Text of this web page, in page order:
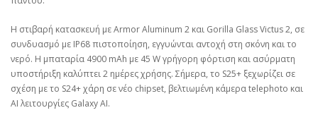
Η στιβαρή κατασκευή με Armor Aluminum 2 και Gorilla Glass Victus 2, σε
συνδυασμό με IP68 πιστοποίηση, εγγυώνται αντοχή στη σκόνη και το
νερό. Η μπαταρία 4900 mAh με 45 W γρήγορη φόρτιση και ασύρματη
υποστήριξη καλύπτει 2 ημέρες χρήσης. Σήμερα, το S25+ ξεχωρίζει σε
σχέση με το S24+ χάρη σε νέο chipset, βελτιωμένη κάμερα telephoto και
AI λειτουργίες Galaxy AI.